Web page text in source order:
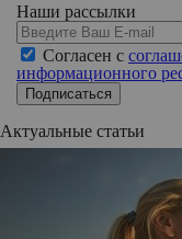
Наши рассылки
Согласен с
информационного
Подписаться
Актуальные статьи